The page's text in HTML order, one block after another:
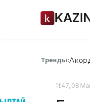
Тренды:
11:47, 08